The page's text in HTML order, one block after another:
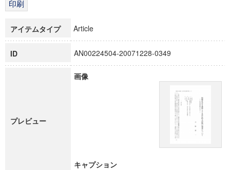
博士課程教育リーディングプログラム「超成熟社会発展のサ
アイテムタイプ Article
ID AN00224504-20071228-0349
プレビュー
画像
キャプション